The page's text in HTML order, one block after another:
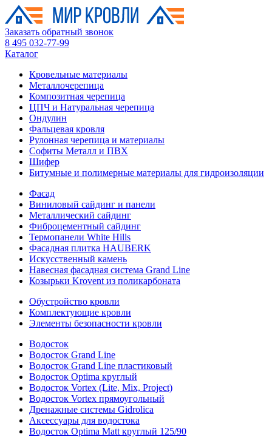
Заказать обратный звонок
8 495 032-77-99
Каталог
Кровельные материалы
Металлочерепица
Композитная черепица
ЦПЧ и Натуральная черепица
Ондулин
Фальцевая кровля
Рулонная черепица и материалы
Софиты Металл и ПВХ
Шифер
Битумные и полимерные материалы для гидроизоляции
Фасад
Виниловый сайдинг и панели
Металлический сайдинг
Фиброцементный сайдинг
Термопанели White Hills
Фасадная плитка HAUBERK
Искусственный камень
Навесная фасадная система Grand Line
Козырьки Krovent из поликарбоната
Обустройство кровли
Комплектующие кровли
Элементы безопасности кровли
Водосток
Водосток Grand Line
Водосток Grand Line пластиковый
Водосток Optima круглый
Водосток Vortex (Lite, Mix, Project)
Водосток Vortex прямоугольный
Дренажные системы Gidrolica
Аксессуары для водостока
Водосток Optima Matt круглый 125/90